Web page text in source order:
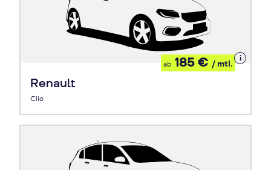
Renault
Clio
ab 185 € / mtl.
Details
zum